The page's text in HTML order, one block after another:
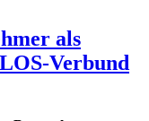
als
Verbund